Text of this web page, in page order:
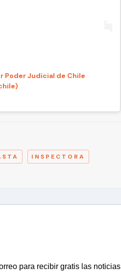
Poder Judicial de Chile
INSPECTORA
para recibir gratis las noticias